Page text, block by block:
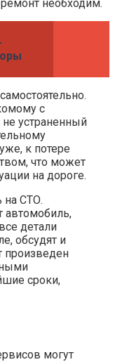
необходим.
с
устраненный
к потере
что может
на дороге.
на СТО.
автомобиль,
детали
обсудят и
произведен
сроки,
могут